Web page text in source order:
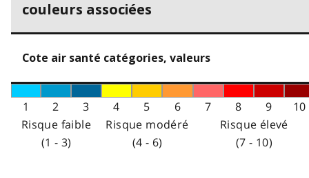
couleurs associées
Cote air santé catégories, valeurs
1 2 3 4 5 6 7 8 9
10
Risque faible
(1 - 3)
Risque modéré
(4 - 6)
Risque élevé
(7 - 10)